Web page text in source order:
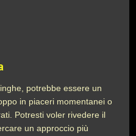
potrebbe essere un
in piaceri momentanei o
Potresti voler rivedere il
un approccio più